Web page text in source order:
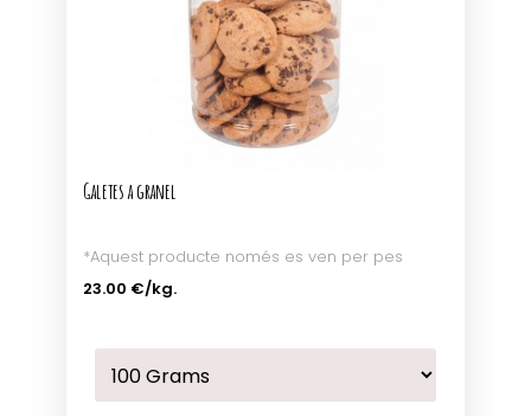
Galetes a granel
*Aquest producte només es ven per pes
23.00 €/kg.